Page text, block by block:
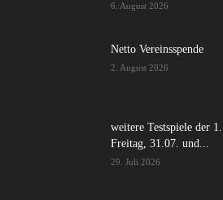
6. August 2026
Netto Vereinsspende
2. August 2026
weitere Testspiele der
Freitag, 31.07. und...
29. Juli 2026